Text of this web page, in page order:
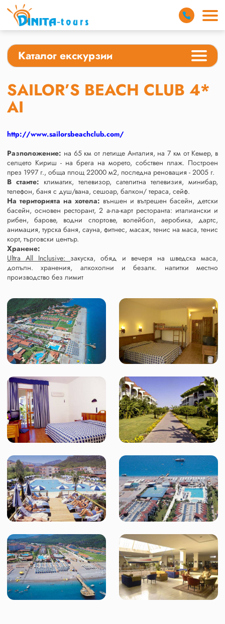
Каталог екскурзии
SAILOR’S BEACH CLUB 4*
AI
http://www.sailorsbeachclub.com/
Разположение: на 65 км от летище Анталия, на 7 км от Кемер, в
селцето Кириш - на брега на морето, собствен плаж. Построен
през 1997 г., обща площ 22000 м2, последна реновация - 2005 г.
В стаите: климатик, телевизор, сателитна телевизия, минибар,
телефон, баня с душ/вана, сешоар, балкон/ тераса, сейф.
На територията на хотела: външен и вътрешен басейн, детски
басейн, основен ресторант, 2 а-ла-карт ресторанта: италиански и
рибен, барове, водни спортове, волейбол, аеробика, дартс,
анимация, турска баня, сауна, фитнес, масаж, тенис на маса, тенис
корт, търговски център.
Хранене:
Ultra All Inclusive: закуска, обяд и вечеря на шведска маса,
допълн. хранения, алкохолни и безалк. напитки местно
производство без лимит